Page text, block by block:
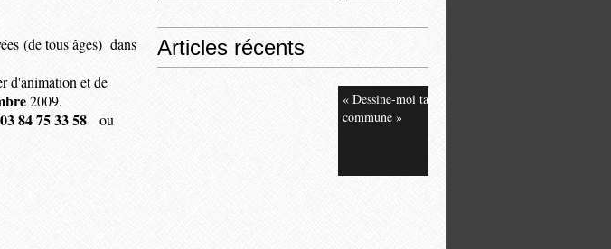
s (de tous âges) dans
d'animation et de
2009.
03 84 75 33 58 ou
Articles récents
« Dessine-moi ta
commune »